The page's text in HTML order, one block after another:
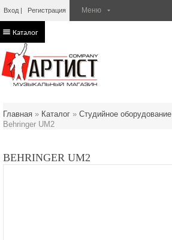
Вход Регистрация
Каталог
Главная » Каталог » Студийное оборудование
Behringer UM2
BEHRINGER UM2